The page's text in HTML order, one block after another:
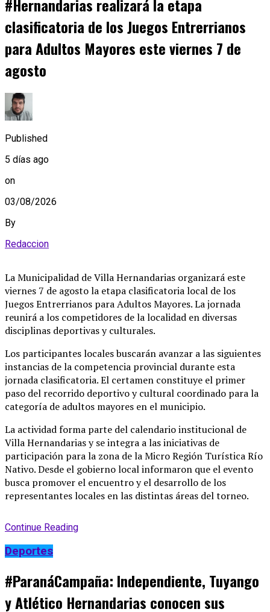
#Hernandarias realizará la etapa
clasificatoria de los Juegos Entrerrianos
para Adultos Mayores este viernes 7 de
agosto
Published
5 días ago
on
03/08/2026
By
Redaccion
La Municipalidad de Villa Hernandarias organizará este
viernes 7 de agosto la etapa clasificatoria local de los
Juegos Entrerrianos para Adultos Mayores. La jornada
reunirá a los competidores de la localidad en diversas
disciplinas deportivas y culturales.
Los participantes locales buscarán avanzar a las siguientes
instancias de la competencia provincial durante esta
jornada clasificatoria. El certamen constituye el primer
paso del recorrido deportivo y cultural coordinado para la
categoría de adultos mayores en el municipio.
La actividad forma parte del calendario institucional de
Villa Hernandarias y se integra a las iniciativas de
participación para la zona de la Micro Región Turística Río
Nativo. Desde el gobierno local informaron que el evento
busca promover el encuentro y el desarrollo de los
representantes locales en las distintas áreas del torneo.
Continue Reading
Deportes
#ParanáCampaña: Independiente, Tuyango
y Atlético Hernandarias conocen sus